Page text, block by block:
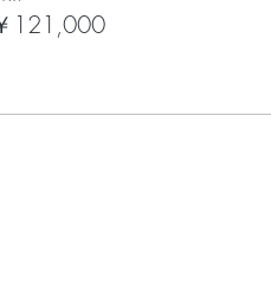
121,000